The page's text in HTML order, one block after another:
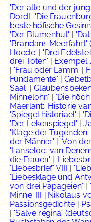
'Der alte und der
Dordt: 'Die
beste höfische
'Der Blumenhut' |
'Brandans Meerfahrt'
Hoede' | 'Drei
drei Toten' | Exempel
| 'Frau oder Lamm' |
Fundamente' |
Saal' |
Minnelohn' | 'Die
Maerlant: 'Historie
'Spiegel historiael' |
'Der Lekenspiegel' |
'Klage der Tugenden'
der Männer' | 'Von
'Lanseloet van
die Frauen' |
'Liebesbrief' VIII |
'Liebesklage und
von drei Papageien' |
Minne' III | Nikolaus
Passionsgedichte |
| 'Salve regina'